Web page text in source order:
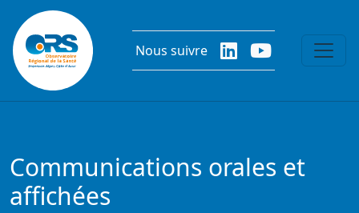
Aller au contenu principal
Nous suivre
Communications orales et
affichées